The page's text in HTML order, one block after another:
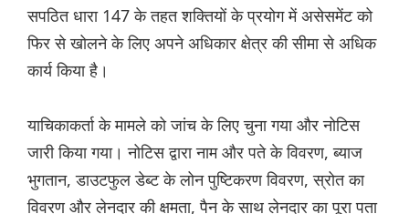
सपठित धारा 147 के तहत शक्तियों के प्रयोग में असेसमेंट को
फिर से खोलने के लिए अपने अधिकार क्षेत्र की सीमा से अधिक
कार्य किया है।
याचिकाकर्ता के मामले को जांच के लिए चुना गया और नोटिस
जारी किया गया। नोटिस द्वारा नाम और पते के विवरण, ब्याज
भुगतान, डाउटफुल डेब्ट के लोन पुष्टिकरण विवरण, स्रोत का
विवरण और लेनदार की क्षमता, पैन के साथ लेनदार का पूरा पता